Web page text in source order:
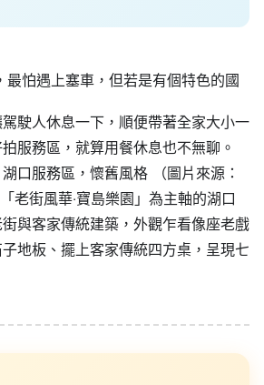
最怕遇上塞車，但若是有個特色的國
駛人休息一下，順便帶著全家大小一
服務區，就算用餐休息也不無聊。
湖口服務區，懷舊風格 （圖片來源：
老街風華‧寶島樂園」為主軸的湖口
與客家傳統建築，外觀乍看像座老戲
地板、擺上客家傳統四方桌，呈現七